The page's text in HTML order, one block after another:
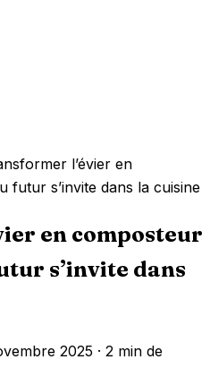
l’évier en
futur s’invite dans la cuisine
en composteur
s’invite dans
2025 · 2 min de